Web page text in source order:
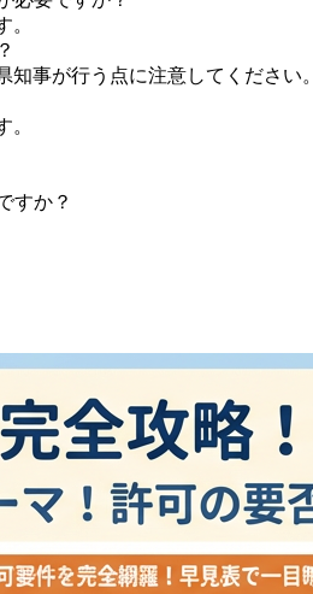
事が行う点に注意してください。
すか？